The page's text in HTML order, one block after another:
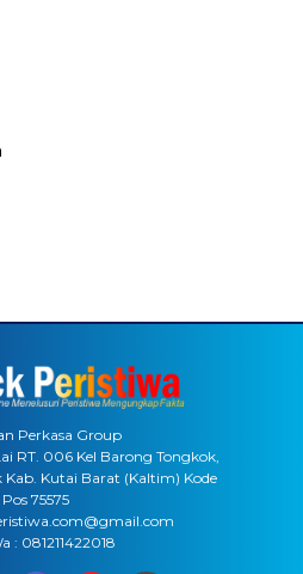
Perkasa Group
RT. 006 Kel Barong Tongkok,
Kab. Kutai Barat (Kaltim) Kode
Pos 75575
: 081211422018